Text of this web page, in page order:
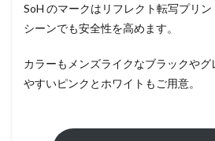
SoH のマークはリフレクト転写プリ
シーンでも安全性を高めます。
カラーもメンズライクなブラックや
やすいピンクとホワイトもご用意。